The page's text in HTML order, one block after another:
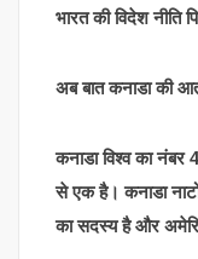
भारत की विदेश नीति
अब बात कनाडा की
कनाडा विश्व का
से एक है। कनाडा
का सदस्य है और